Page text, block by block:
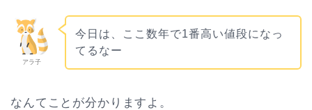
アラ子
今日は、ここ数年で1番高い値段になっ
てるなー
なんてことが分かりますよ。